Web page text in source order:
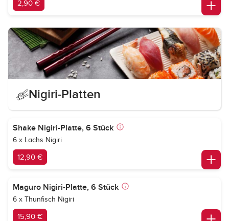
2,90 €
Nigiri-Platten
Shake Nigiri-Platte, 6 Stück
6 x Lachs Nigiri
12,90 €
Maguro Nigiri-Platte, 6 Stück
6 x Thunfisch Nigiri
15,90 €